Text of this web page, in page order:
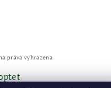
práva vyhrazena